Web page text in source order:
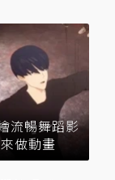
流暢舞蹈影
做動畫